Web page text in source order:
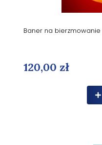
Baner na bierzmowanie
120,00 zł